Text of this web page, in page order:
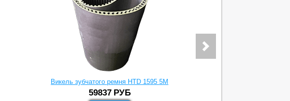
Викель зубчатого ремня HTD 1595 5M
59837 РУБ